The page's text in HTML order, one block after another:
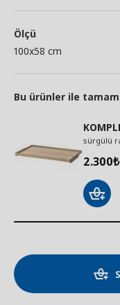
Ölçü
100x58 cm
Bu ürünler ile
sürgülü
2.300₺